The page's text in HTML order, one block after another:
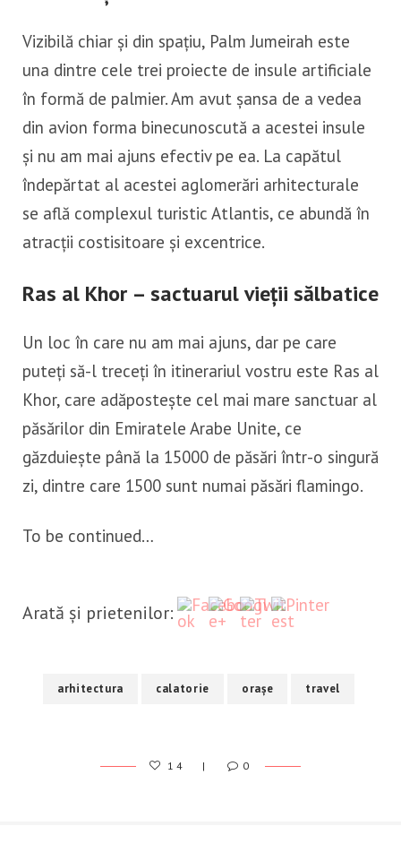
Vizibilă chiar și din spațiu, Palm Jumeirah este
una dintre cele trei proiecte de insule artificiale
în formă de palmier. Am avut șansa de a vedea
din avion forma binecunoscută a acestei insule
și nu am mai ajuns efectiv pe ea. La capătul
îndepărtat al acestei aglomerări arhitecturale
se află complexul turistic Atlantis, ce abundă în
atracții costisitoare și excentrice.
Ras al Khor – sactuarul vieții sălbatice
Un loc în care nu am mai ajuns, dar pe care
puteți să-l treceți în itinerariul vostru este Ras al
Khor, care adăpostește cel mai mare sanctuar al
păsărilor din Emiratele Arabe Unite, ce
găzduiește până la 15000 de păsări într-o singură
zi, dintre care 1500 sunt numai păsări flamingo.
To be continued…
Arată și prietenilor:
arhitectura calatorie orașe travel
14 0